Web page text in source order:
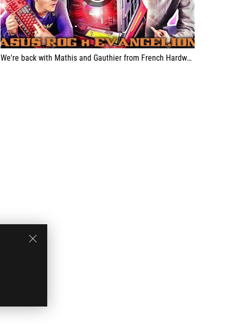
We're back with Mathis and Gauthier from French Hardware to build a full ASUS configuration on the EVANGELION theme. The brand recently released the EVA-02 collection, featuring top-of-the-range components that make it possible to build an absolutely insane machine, and we show you everything!